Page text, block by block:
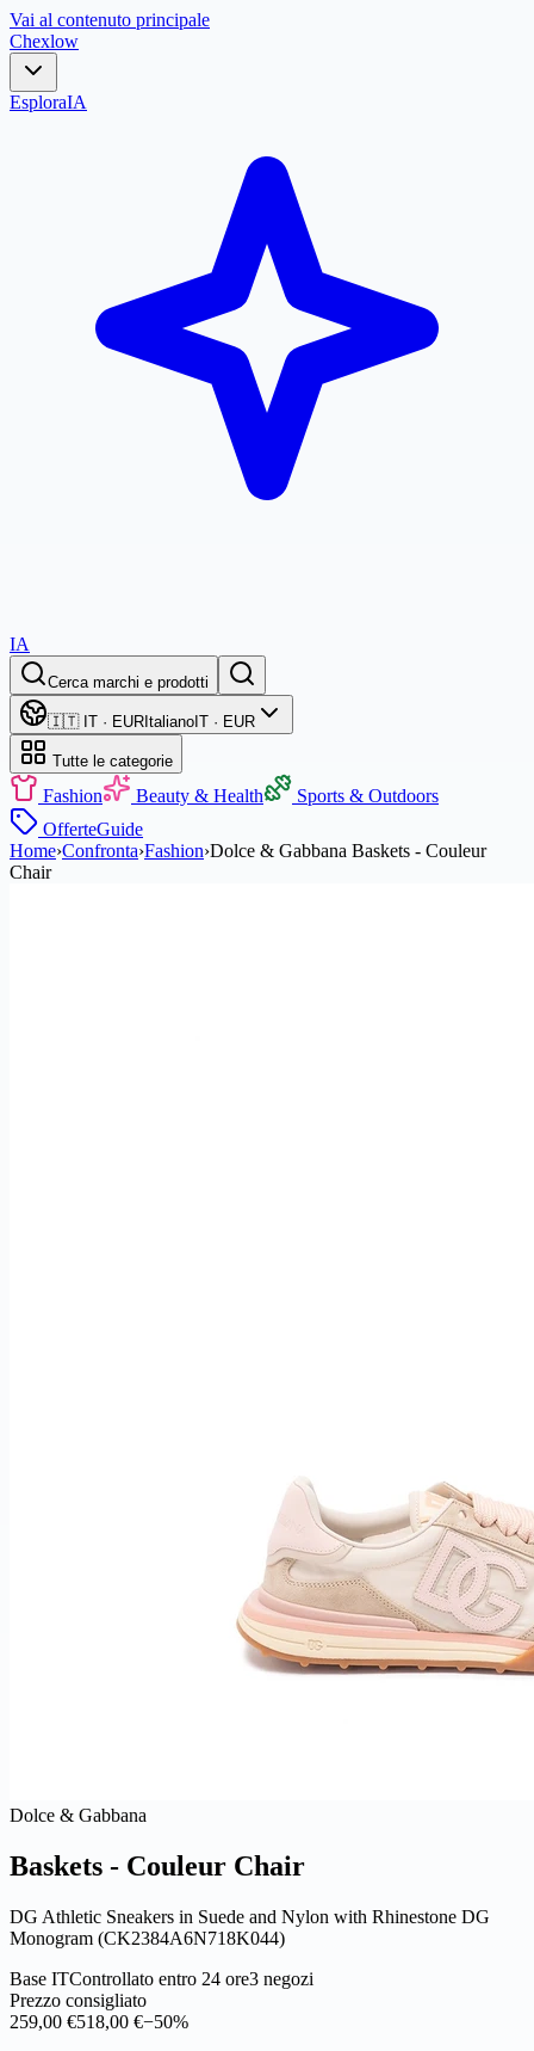
Vai al contenuto principale
Chexlow
EsploraIA
IA
Cerca marchi e prodotti
🇮🇹 IT · EUR Italiano IT · EUR
Tutte le categorie
Fashion Beauty & Health
Sports & Outdoors
OfferteGuide
Home›Confronta›Fashion›Dolce & Gabbana Baskets - Couleur
Chair
Dolce & Gabbana
Baskets - Couleur Chair
DG Athletic Sneakers in Suede and Nylon with Rhinestone DG
Monogram (CK2384A6N718K044)
Base ITControllato entro 24 ore3 negozi
Prezzo consigliato
259,00 €518,00 €−50%